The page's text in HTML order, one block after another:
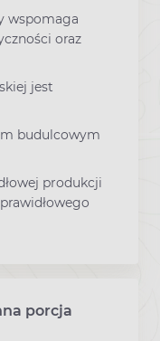
wspomaga
oraz
jest
budulcowym
produkcji
porcja